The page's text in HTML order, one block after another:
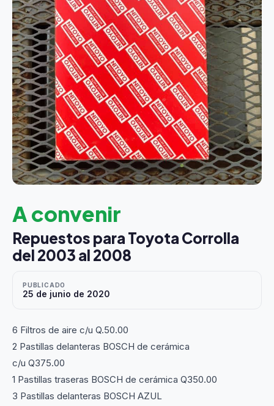
A convenir
Repuestos para Toyota Corrolla
del 2003 al 2008
PUBLICADO
25 de junio de 2020
6 Filtros de aire c/u Q.50.00
2 Pastillas delanteras BOSCH de cerámica
c/u Q375.00
1 Pastillas traseras BOSCH de cerámica Q350.00
3 Pastillas delanteras BOSCH AZUL